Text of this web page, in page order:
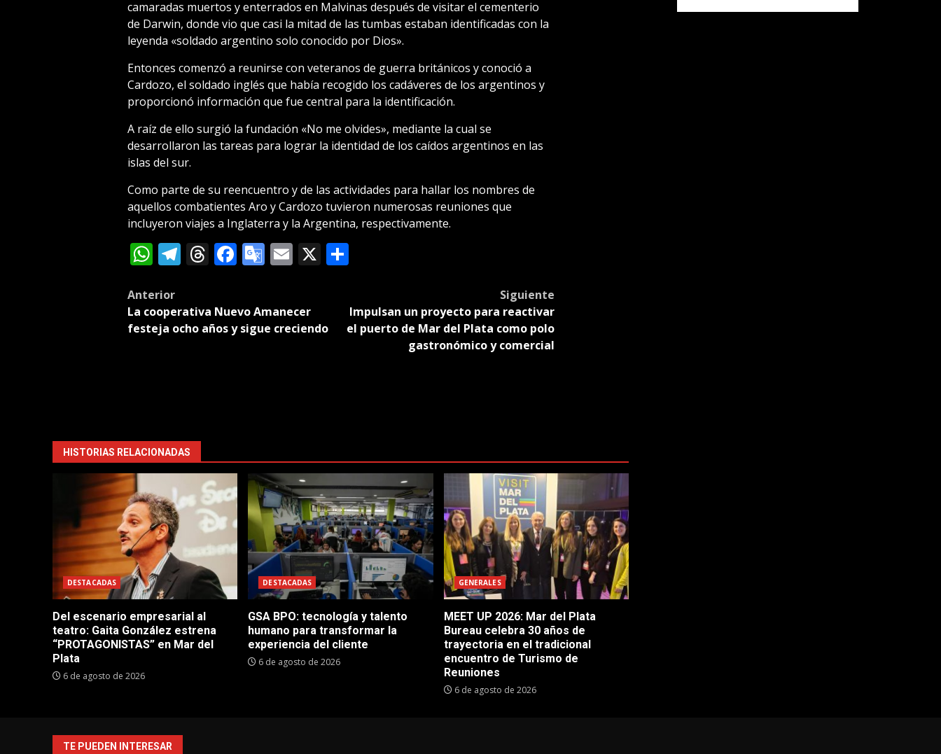
camaradas muertos y enterrados en Malvinas después de visitar el cementerio
de Darwin, donde vio que casi la mitad de las tumbas estaban identificadas con la
leyenda «soldado argentino solo conocido por Dios».
Entonces comenzó a reunirse con veteranos de guerra británicos y conoció a
Cardozo, el soldado inglés que había recogido los cadáveres de los argentinos y
proporcionó información que fue central para la identificación.
A raíz de ello surgió la fundación «No me olvides», mediante la cual se
desarrollaron las tareas para lograr la identidad de los caídos argentinos en las
islas del sur.
Como parte de su reencuentro y de las actividades para hallar los nombres de
aquellos combatientes Aro y Cardozo tuvieron numerosas reuniones que
incluyeron viajes a Inglaterra y la Argentina, respectivamente.
WhatsApp
Telegram
Threads
Facebook
Google
Email
X Compartir
Post
navigation
Anterior
La cooperativa Nuevo Amanecer
festeja ocho años y sigue creciendo
Siguiente
Impulsan un proyecto para reactivar
el puerto de Mar del Plata como polo
gastronómico y comercial
HISTORIAS RELACIONADAS
DESTACADAS
Del escenario empresarial al
teatro: Gaita González estrena
“PROTAGONISTAS” en Mar del
Plata
6 de agosto de 2026
DESTACADAS
GSA BPO: tecnología y talento
humano para transformar la
experiencia del cliente
6 de agosto de 2026
GENERALES
MEET UP 2026: Mar del Plata
Bureau celebra 30 años de
trayectoria en el tradicional
encuentro de Turismo de
Reuniones
6 de agosto de 2026
TE PUEDEN INTERESAR